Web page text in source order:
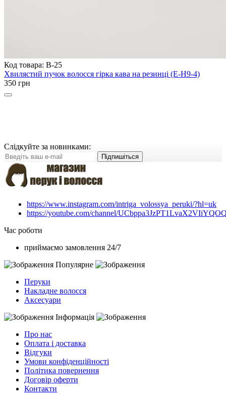
Код товара: B-25
Хвилястий пучок волосся гірка кава на резинці (E-H9-4)
350 грн
Слідкуйте за новинками:
Підпишіться
https://www.instagram.com/intriga_volossya_peruki/?hl=uk
https://youtube.com/channel/
Час роботи
приймаємо замовлення 24/7
Популярне
Перуки
Накладне волосся
Аксесуари
Інформація
Про нас
Оплата і доставка
Відгуки
Умови конфіденційності
Політика повернення
Договір оферти
Контакти